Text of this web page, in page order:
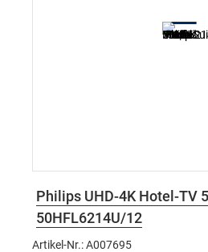
Philips UHD-4K Hotel-TV
50HFL6214U/12
Artikel-Nr.: A007695